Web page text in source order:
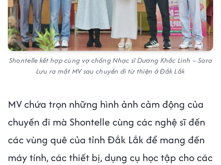
Shontelle kết hợp cùng vợ chồng Nhạc sĩ Dương Khắc Linh – Sara
Lưu ra mắt MV sau chuyến đi từ thiện ở Đắk Lắk
MV chứa trọn những hình ảnh cảm động của
chuyến đi mà Shontelle cùng các nghệ sĩ đến
các vùng quê của tỉnh Đắk Lắk để mang đến
máy tính, các thiết bị, dụng cụ học tập cho các